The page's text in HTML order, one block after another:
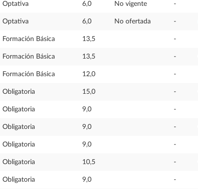
Optativa 6,0 No vigente -
Optativa 6,0 No ofertada -
Formación Básica 13,5 -
Formación Básica 13,5 -
Formación Básica 12,0 -
Obligatoria 15,0 -
Obligatoria 9,0 -
Obligatoria 9,0 -
Obligatoria 9,0 -
Obligatoria 10,5 -
Obligatoria 9,0 -